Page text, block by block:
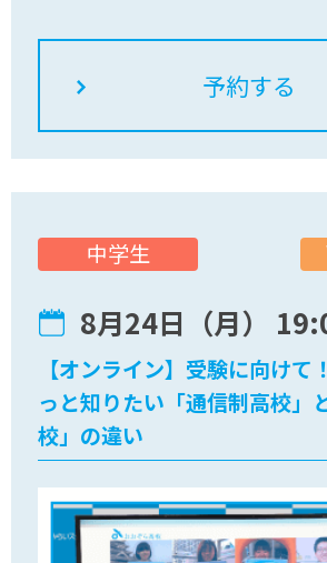
8月24日（月）
中学生
【オンライン】受験に向けて
っと知りたい「通信制高校」
校」の違い